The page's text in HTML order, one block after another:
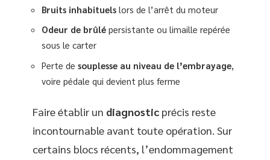
Bruits inhabituels lors de l’arrêt du moteur
Odeur de brûlé persistante ou limaille repérée
sous le carter
Perte de souplesse au niveau de l’embrayage
voire pédale qui devient plus ferme
Faire établir un diagnostic précis reste
incontournable avant toute opération. Sur
certains blocs récents, l’endommagement